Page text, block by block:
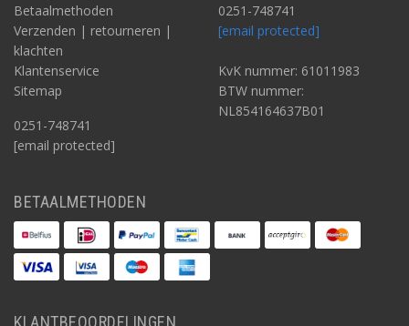
Betaalmethoden
Verzenden | retourneren |
klachten
Klantenservice
Sitemap
0251-748741
[email protected]
0251-748741
[email protected]
KvK nummer: 61011983
BTW nummer:
NL854164637B01
BETAALMETHODEN
KLANTBEOORDELINGEN